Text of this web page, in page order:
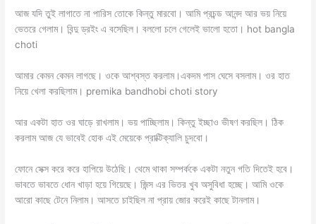
আজ যদি তুই লাগাতে না পারিস তোকে কিন্তু মারবো। আমি প্রচন্ড আনন্দ আর ভয় নিয়ে
ভেতরে গেলাম। বিন্দু ড্রইং এ বসেছিল। বললো চলে গেলেই ভালো হতো। hot bangla
choti
আমার কেমন কেমন লাগছে। ওকে আশ্বস্ত করলাম।একদম পাস ঘেসে বসলাম। ওর হাত
নিয়ে খেলা করছিলাম। premika bandhobi choti story
আর একটা হাত ওর ঘাড়ে রাখলাম। ভয় পাচ্ছিলাম। কিন্তু ইচ্ছাও ভীষণ করছিল। ঠিক
করলাম আজ যে ভাবেই হোক এই মেয়েকে প্রাক্টিক্যালি চুদবো।
ফোনে সেক্স করে করে হাপিয়ে উঠেছি। থেমে থাকা সম্পর্ককে একটা নতুন গতি দিতেই হবে।
ভাবতে ভাবতে ধোন খাড়া হয়ে গিয়েছে। জিন্স এর ভিতর খুব অসুবিধা হচ্ছে। আমি ওকে
আরো কাছে টেনে নিলাম। আসতে চাইছিল না প্রায় জোর করেই কাছে টানলাম।